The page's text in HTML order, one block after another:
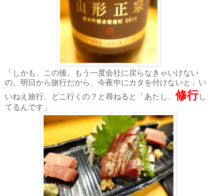
「しかも、この後、もう一度会社に戻らなきゃいけない
の。明日から旅行だから、今夜中にカタを付けないと」い
いねえ旅行、どこ行くの？と尋ねると「あたし、修行し
てるんです」